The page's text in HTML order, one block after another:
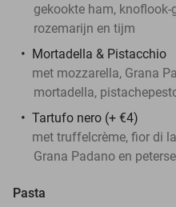
gekookte ham,
rozemarijn en tijm
Mortadella & Pistacchio
met mozzarella, Grana
mortadella,
Tartufo nero (+ €4)
met truffelcrème, fior di
Grana Padano en
Pasta